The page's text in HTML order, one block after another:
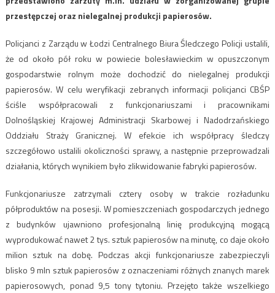
przestępczej oraz nielegalnej produkcji papierosów.
Policjanci z Zarządu w Łodzi Centralnego Biura Śledczego Policji ustalili,
że od około pół roku w powiecie bolesławieckim w opuszczonym
gospodarstwie rolnym może dochodzić do nielegalnej produkcji
papierosów. W celu weryfikacji zebranych informacji policjanci CBŚP
ściśle współpracowali z funkcjonariuszami i pracownikami
Dolnośląskiej Krajowej Administracji Skarbowej i Nadodrzańskiego
Oddziału Straży Granicznej. W efekcie ich współpracy śledczy
szczegółowo ustalili okoliczności sprawy, a następnie przeprowadzali
działania, których wynikiem było zlikwidowanie fabryki papierosów.
Funkcjonariusze zatrzymali cztery osoby w trakcie rozładunku
półproduktów na posesji. W pomieszczeniach gospodarczych jednego
z budynków ujawniono profesjonalną linię produkcyjną mogącą
wyprodukować nawet 2 tys. sztuk papierosów na minutę, co daje około
milion sztuk na dobę. Podczas akcji funkcjonariusze zabezpieczyli
blisko 9 mln sztuk papierosów z oznaczeniami różnych znanych marek
papierosowych, ponad 9,5 tony tytoniu. Przejęto także wszelkiego